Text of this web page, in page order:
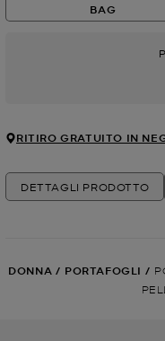
BAG
RITIRO GRATUITO IN
DETTAGLI PRODOTTO
DONNA / PORTAFOGLI /